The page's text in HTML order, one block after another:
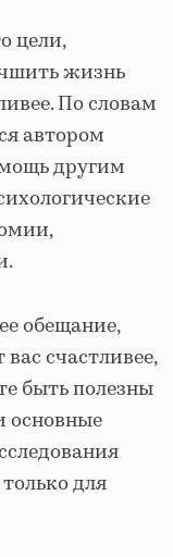
цели,
жизнь
По словам
автором
другим
обещание,
счастливее,
быть полезны
основные
для